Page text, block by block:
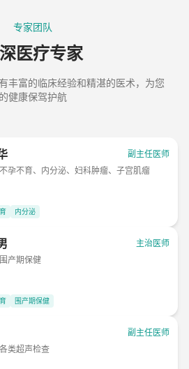
专家团队
医疗专家
丰富的临床经验和精湛的医术，为您
的健康保驾护航
副主任医师
不孕不育、内分泌、妇科肿瘤、子宫肌瘤
内分泌
主治医师
围产期保健
围产期保健
副主任医师
各类超声检查